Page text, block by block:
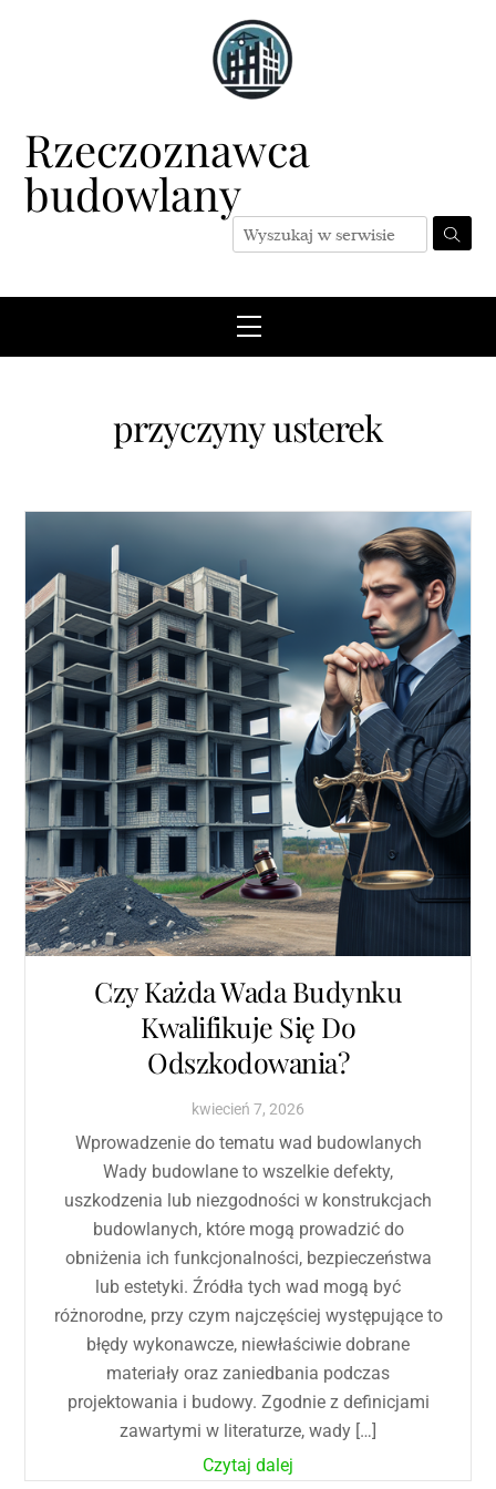
Rzeczoznawca
budowlany
Menu
przyczyny usterek
Czy Każda Wada Budynku
Kwalifikuje Się Do
Odszkodowania?
kwiecień 7, 2026
Wprowadzenie do tematu wad budowlanych
Wady budowlane to wszelkie defekty,
uszkodzenia lub niezgodności w konstrukcjach
budowlanych, które mogą prowadzić do
obniżenia ich funkcjonalności, bezpieczeństwa
lub estetyki. Źródła tych wad mogą być
różnorodne, przy czym najczęściej występujące to
błędy wykonawcze, niewłaściwie dobrane
materiały oraz zaniedbania podczas
projektowania i budowy. Zgodnie z definicjami
zawartymi w literaturze, wady […]
Czytaj dalej